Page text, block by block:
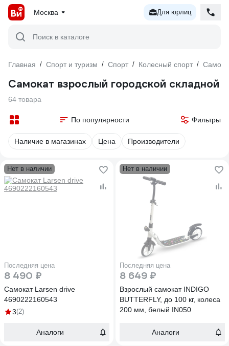
Москва Для юрлиц
Поиск в каталоге
Главная / Спорт и туризм / Спорт / Колесный спорт /
Самокат взрослый городской складной
64 товара
По популярности Фильтры
Наличие в магазинах Цена Производители
Нет в наличии
Последняя цена
8 490 ₽
Самокат Larsen drive
4690222160543
3(2)
Аналоги
Нет в наличии
Последняя цена
8 649 ₽
Взрослый самокат INDIGO
BUTTERFLY, до 100 кг, колеса
200 мм, белый IN050
Аналоги